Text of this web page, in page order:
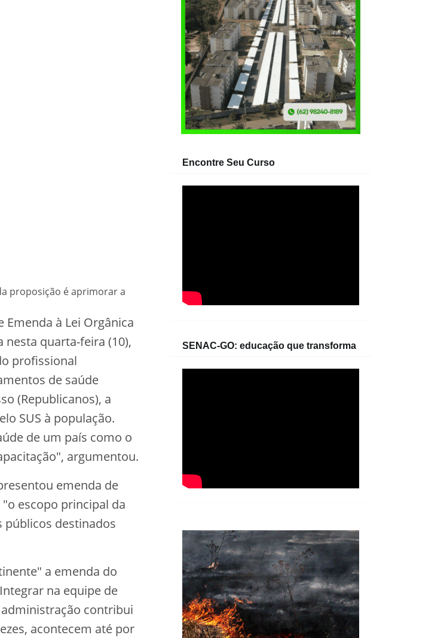
proposição é aprimorar a
Emenda à Lei Orgânica
quarta-feira (10),
profissional
de saúde
(Republicanos), a
SUS à população.
de um país como o
argumentou.
emenda de
escopo principal da
públicos destinados
a emenda do
na equipe de
contribui
acontecem até por
Encontre Seu Curso
SENAC-GO: educação que transforma